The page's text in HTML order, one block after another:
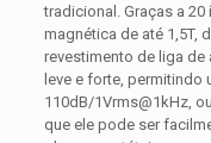
tradicional. Graças a
magnética de até 1,5T,
revestimento de liga de
leve e forte,
110dB/1Vrms@1kHz,
que ele pode ser